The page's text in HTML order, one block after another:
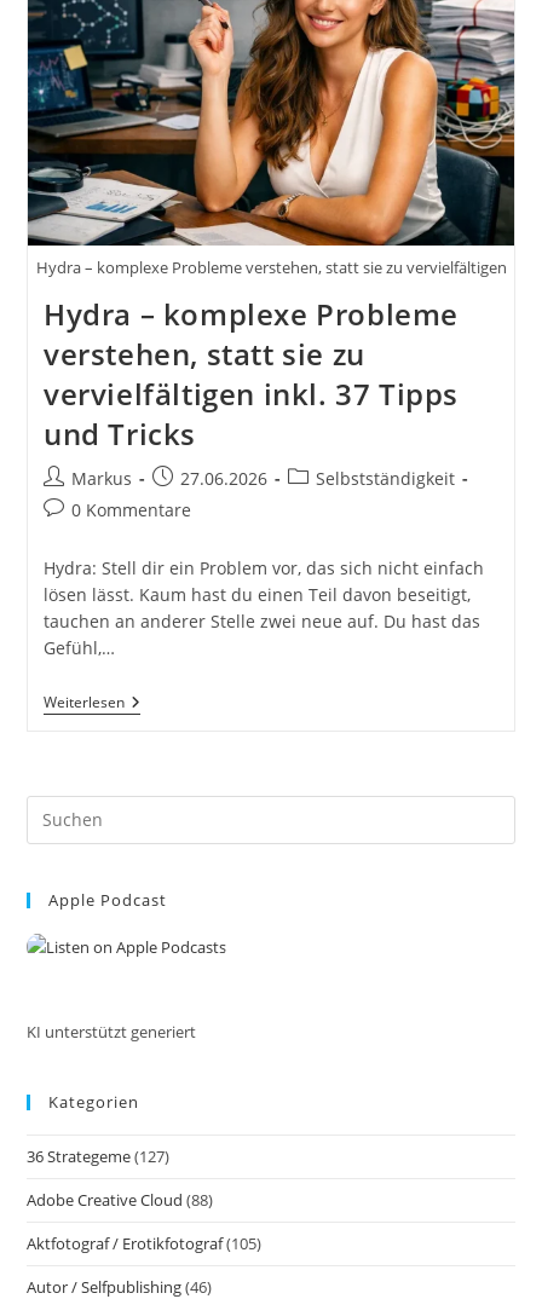
Hydra – komplexe Probleme verstehen, statt sie zu vervielfältigen
Hydra – komplexe Probleme
verstehen, statt sie zu
vervielfältigen inkl. 37 Tipps
und Tricks
Beitrags-
Autor:
Markus
Beitrag
veröffentlicht:
27.06.2026
Beitrags-
Selbstständigkeit
Beitrags-
0 Kommentare
Hydra: Stell dir ein Problem vor, das sich nicht einfach
lösen lässt. Kaum hast du einen Teil davon beseitigt,
tauchen an anderer Stelle zwei neue auf. Du hast das
Gefühl,…
WeiterlesenHydra
–
Statt
37
Tricks
Apple Podcast
KI unterstützt generiert
Kategorien
36 Strategeme(127)
Adobe Creative Cloud (88)
Aktfotograf / Erotikfotograf(105)
Autor / Selfpublishing(46)